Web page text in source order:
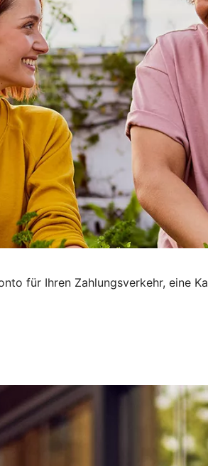
für Ihren Zahlungsverkehr, eine